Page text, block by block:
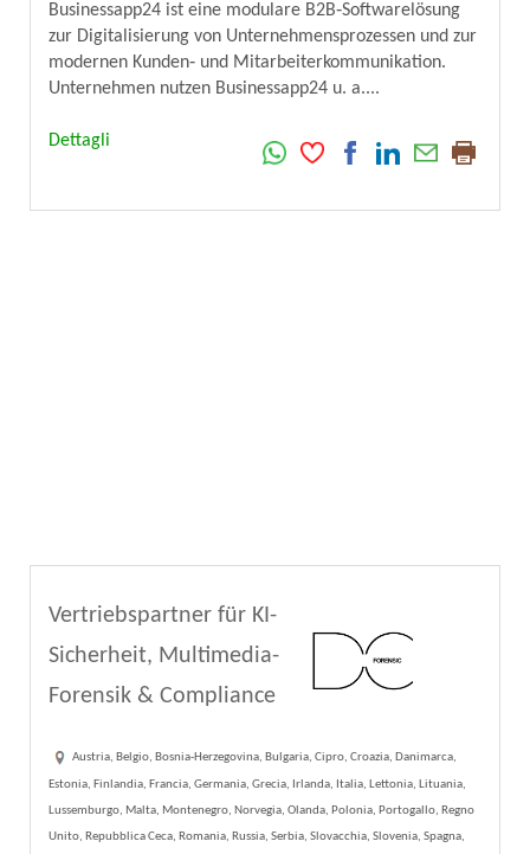
Businessapp24 ist eine modulare B2B‑Softwarelösung
zur Digitalisierung von Unternehmensprozessen und zur
modernen Kunden‑ und Mitarbeiterkommunikation.
Unternehmen nutzen Businessapp24 u. a....
Dettagli
Vertriebspartner für KI-
Sicherheit, Multimedia-
Forensik & Compliance
Austria, Belgio, Bosnia-Herzegovina, Bulgaria, Cipro, Croazia, Danimarca,
Estonia, Finlandia, Francia, Germania, Grecia, Irlanda, Italia, Lettonia, Lituania,
Lussemburgo, Malta, Montenegro, Norvegia, Olanda, Polonia, Portogallo, Regno
Unito, Repubblica Ceca, Romania, Russia, Serbia, Slovacchia, Slovenia, Spagna,